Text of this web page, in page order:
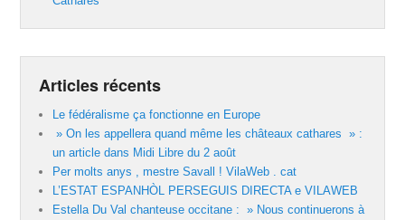
Articles récents
Le fédéralisme ça fonctionne en Europe
» On les appellera quand même les châteaux cathares » :
un article dans Midi Libre du 2 août
Per molts anys , mestre Savall ! VilaWeb . cat
L’ESTAT ESPANHÒL PERSEGUIS DIRECTA e VILAWEB
Estella Du Val chanteuse occitane : » Nous continuerons à